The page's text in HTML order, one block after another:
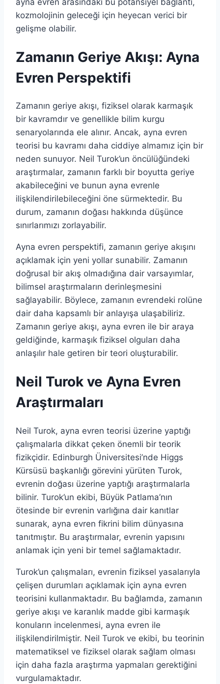
kozmolojinin geleceği için heyecan verici bir
gelişme olabilir.
Zamanın Geriye Akışı: Ayna
Evren Perspektifi
Zamanın geriye akışı, fiziksel olarak karmaşık
bir kavramdır ve genellikle bilim kurgu
senaryolarında ele alınır. Ancak, ayna evren
teorisi bu kavramı daha ciddiye almamız için bir
neden sunuyor. Neil Turok’un öncülüğündeki
araştırmalar, zamanın farklı bir boyutta geriye
akabileceğini ve bunun ayna evrenle
ilişkilendirilebileceğini öne sürmektedir. Bu
durum, zamanın doğası hakkında düşünce
sınırlarımızı zorlayabilir.
Ayna evren perspektifi, zamanın geriye akışını
açıklamak için yeni yollar sunabilir. Zamanın
doğrusal bir akış olmadığına dair varsayımlar,
bilimsel araştırmaların derinleşmesini
sağlayabilir. Böylece, zamanın evrendeki rolüne
dair daha kapsamlı bir anlayışa ulaşabiliriz.
Zamanın geriye akışı, ayna evren ile bir araya
geldiğinde, karmaşık fiziksel olguları daha
anlaşılır hale getiren bir teori oluşturabilir.
Neil Turok ve Ayna Evren
Araştırmaları
Neil Turok, ayna evren teorisi üzerine yaptığı
çalışmalarla dikkat çeken önemli bir teorik
fizikçidir. Edinburgh Üniversitesi’nde Higgs
Kürsüsü başkanlığı görevini yürüten Turok,
evrenin doğası üzerine yaptığı araştırmalarla
bilinir. Turok’un ekibi, Büyük Patlama’nın
ötesinde bir evrenin varlığına dair kanıtlar
sunarak, ayna evren fikrini bilim dünyasına
tanıtmıştır. Bu araştırmalar, evrenin yapısını
anlamak için yeni bir temel sağlamaktadır.
Turok’un çalışmaları, evrenin fiziksel yasalarıyla
çelişen durumları açıklamak için ayna evren
teorisini kullanmaktadır. Bu bağlamda, zamanın
geriye akışı ve karanlık madde gibi karmaşık
konuların incelenmesi, ayna evren ile
ilişkilendirilmiştir. Neil Turok ve ekibi, bu teorinin
matematiksel ve fiziksel olarak sağlam olması
için daha fazla araştırma yapmaları gerektiğini
vurgulamaktadır.